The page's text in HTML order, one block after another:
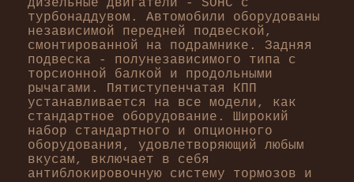
дизельные двигатели - SOHC с
турбонаддувом. Автомобили оборудованы
независимой передней подвеской,
смонтированной на подрамнике. Задняя
подвеска - полунезависимого типа с
торсионной балкой и продольными
рычагами. Пятиступенчатая КПП
устанавливается на все модели, как
стандартное оборудование. Широкий
набор стандартного и опционного
оборудования, удовлетворяющий любым
вкусам, включает в себя
антиблокировочную систему тормозов и